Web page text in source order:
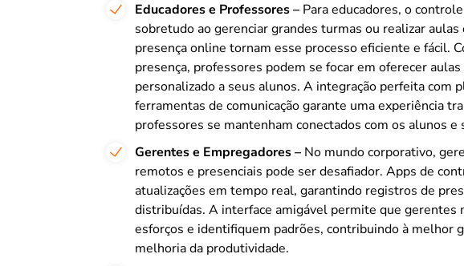
Educadores e Professores – Para educadores, o
sobretudo ao gerenciar grandes turmas ou realizar
presença online tornam esse processo eficiente e fácil.
presença, professores podem se focar em oferecer
personalizado a seus alunos. A integração perfeita com
ferramentas de comunicação garante uma experiência
professores se mantenham conectados com os alunos e
Gerentes e Empregadores – No mundo corporativo,
remotos e presenciais pode ser desafiador. Apps de
atualizações em tempo real, garantindo registros de
distribuídas. A interface amigável permite que gerentes
esforços e identifiquem padrões, contribuindo à melhor
melhoria da produtividade.